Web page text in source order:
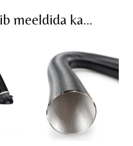
meeldida ka…